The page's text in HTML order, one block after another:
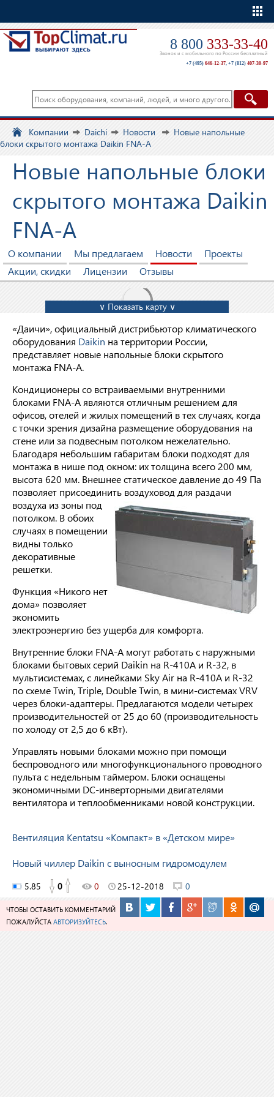
8 800 333-33-40
Звонок и с мобильного по России бесплатный
+7 (495) 646-12-37, +7 (812) 407-30-97
Компании Daichi Новости
Новые напольные
блоки скрытого монтажа Daikin FNA-A
Новые напольные блоки
скрытого монтажа Daikin
FNA-A
О компании Мы предлагаем Новости
Проекты
Акции, скидки
Лицензии Отзывы
∨ Показать карту ∨
«Даичи», официальный дистрибьютор климатического
оборудования Daikin на территории России,
представляет новые напольные блоки скрытого
монтажа FNA‑A.
Кондиционеры со встраиваемыми внутренними
блоками FNA-A являются отличным решением для
офисов, отелей и жилых помещений в тех случаях, когда
с точки зрения дизайна размещение оборудования на
стене или за подвесным потолком нежелательно.
Благодаря небольшим габаритам блоки подходят для
монтажа в нише под окном: их толщина всего 200 мм,
высота 620 мм. Внешнее статическое давление до 49 Па
позволяет присоединить воздуховод для раздачи
воздуха из зоны под
потолком. В обоих
случаях в помещении
видны только
декоративные
решетки.
Функция «Никого нет
дома» позволяет
экономить
электроэнергию без ущерба для комфорта.
Внутренние блоки FNA-A могут работать с наружными
блоками бытовых серий Daikin на R-410A и R-32, в
мультисистемах, с линейками Sky Air на R-410A и R-32
по схеме Twin, Triple, Double Twin, в мини-системах VRV
через блоки-адаптеры. Предлагаются модели четырех
производительностей от 25 до 60 (производительность
по холоду от 2,5 до 6 кВт).
Управлять новыми блоками можно при помощи
беспроводного или многофункционального проводного
пульта с недельным таймером. Блоки оснащены
экономичными DC-инверторными двигателями
вентилятора и теплообменниками новой конструкции.
Вентиляция Kentatsu «Компакт» в «Детском мире»
Новый чиллер Daikin с выносным гидромодулем
5.85 0 0 25-12-2018 0
ЧТОБЫ ОСТАВИТЬ КОММЕНТАРИЙ
ПОЖАЛУЙСТА АВТОРИЗУЙТЕСЬ.